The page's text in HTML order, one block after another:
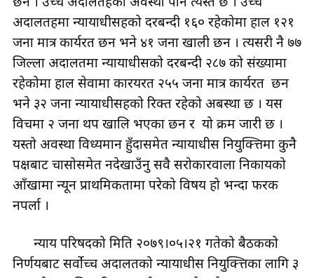
अदालतहरुमा न्यायाधीसहरुको दरबन्दी १६० रहेकोमा हाल १२१
जना मात्र कार्यरत छन भने ४१ जना खाली छन । त्यसरी नै ७७
जिल्ला अदालतमा न्यायाधीसको दरबन्दी २८७ को संख्यामा
रहेकोमा हाल सेवामा कारयरत २५५ जना मात्र कार्यरत छन
भने ३२ जना न्यायाधीसहरुको रिक्त रहेको अबस्था छ । यस
विचमा २ जना थप खालि भएका छन र यो क्रम जारी छ ।
यस्तो अवस्था विध्यमान हुँदासमेत न्यायाधीस नियुक्त्तिमा कुनै
पक्षबाट चासोसमेत नदेखाउँनु सवै सरोकारवाला निकायको
आँखामा न्यून प्राथमिकतामा परेको विषय हो भन्दा फरक
नपर्ला ।
न्याय परिषदको मिति २०७९।०५।२१ गतेको बैठकको
निर्णयबाट सर्वोच्च अदालतको न्यायाधीस नियुक्त्तिका लागि ३